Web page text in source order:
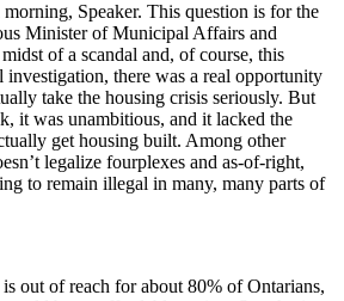
Speaker. This question is for the
Minister of Municipal Affairs and
of a scandal and, of course, this
there was a real opportunity
take the housing crisis seriously. But
it was unambitious, and it lacked the
get housing built. Among other
legalize fourplexes and as-of-right,
to remain illegal in many, many parts of
out of reach for about 80% of Ontarians,